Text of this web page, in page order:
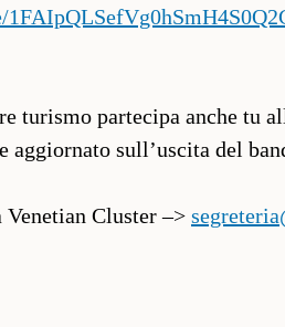
turismo partecipa anche
sull’uscita del
Cluster –>